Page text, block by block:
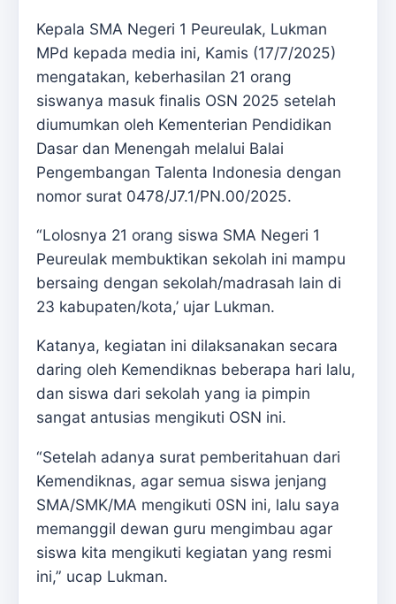
Kepala SMA Negeri 1 Peureulak, Lukman
MPd kepada media ini, Kamis (17/7/2025)
mengatakan, keberhasilan 21 orang
siswanya masuk finalis OSN 2025 setelah
diumumkan oleh Kementerian Pendidikan
Dasar dan Menengah melalui Balai
Pengembangan Talenta Indonesia dengan
nomor surat 0478/J7.1/PN.00/2025.
“Lolosnya 21 orang siswa SMA Negeri 1
Peureulak membuktikan sekolah ini mampu
bersaing dengan sekolah/madrasah lain di
23 kabupaten/kota,’ ujar Lukman.
Katanya, kegiatan ini dilaksanakan secara
daring oleh Kemendiknas beberapa hari lalu,
dan siswa dari sekolah yang ia pimpin
sangat antusias mengikuti OSN ini.
“Setelah adanya surat pemberitahuan dari
Kemendiknas, agar semua siswa jenjang
SMA/SMK/MA mengikuti 0SN ini, lalu saya
memanggil dewan guru mengimbau agar
siswa kita mengikuti kegiatan yang resmi
ini,” ucap Lukman.